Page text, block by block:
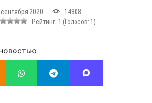
сентября 2020
14808
Рейтинг: 1 (Голосов: 1 )